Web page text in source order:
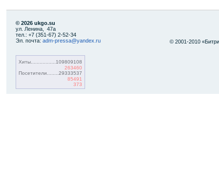
© 2026 ukgo.su
ул. Ленина, 47а
тел.: +7 (351-67) 2-52-34
Эл. почта: adm-pressa@yandex.ru
Хиты
109809108
263460
Посетители
29333537
85491
373
© 2001-2010